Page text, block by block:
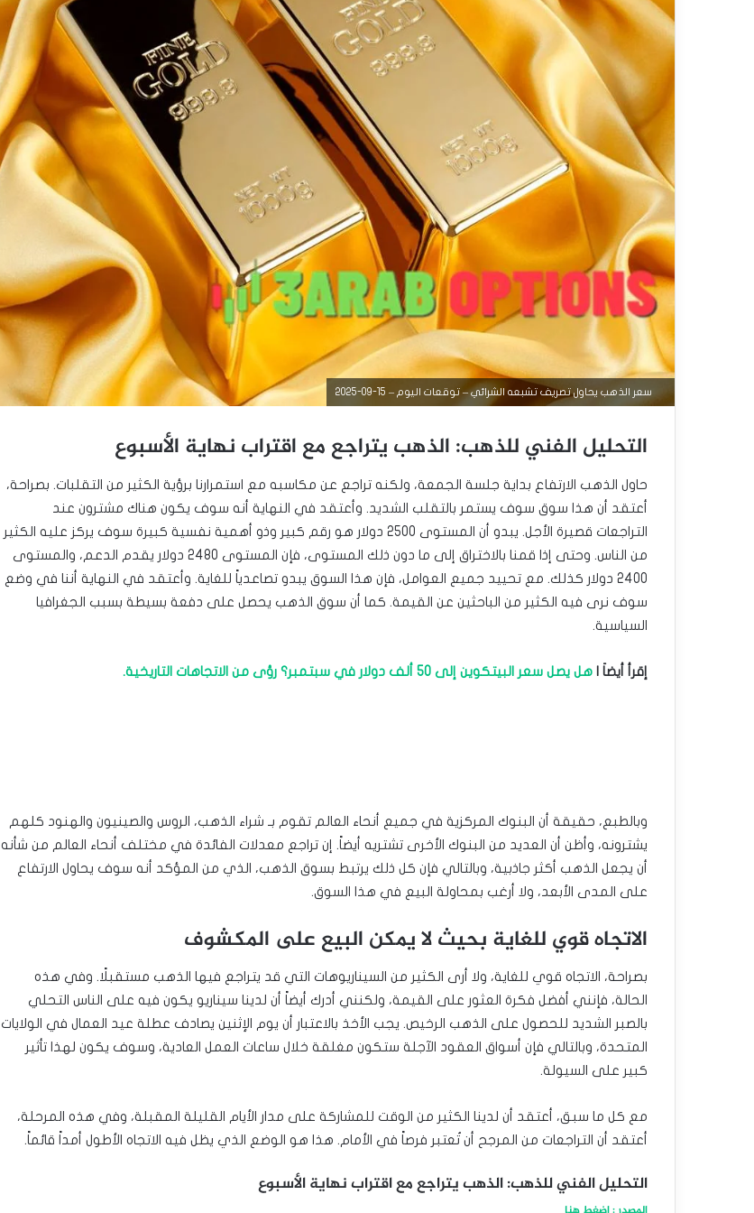
سعر الذهب يحاول تصريف تشبعه الشرائي – توقعات اليوم – 15-09-2025
التحليل الفني للذهب: الذهب يتراجع مع اقتراب نهاية الأسبوع
حاول الذهب الارتفاع بداية جلسة الجمعة، ولكنه تراجع عن مكاسبه مع استمرارنا برؤية الكثير من التقلبات. بصراحة،
أعتقد أن هذا سوق سوف يستمر بالتقلب الشديد. وأعتقد في النهاية أنه سوف يكون هناك مشترون عند
التراجعات قصيرة الأجل. يبدو أن المستوى 2500 دولار هو رقم كبير وذو أهمية نفسية كبيرة سوف يركز عليه الكثير
من الناس. وحتى إذا قمنا بالاختراق إلى ما دون ذلك المستوى، فإن المستوى 2480 دولار يقدم الدعم، والمستوى
2400 دولار كذلك. مع تحييد جميع العوامل، فإن هذا السوق يبدو تصاعدياً للغاية. وأعتقد في النهاية أننا في وضع
سوف نرى فيه الكثير من الباحثين عن القيمة. كما أن سوق الذهب يحصل على دفعة بسيطة بسبب الجغرافيا
السياسية.
إقرأ أيضاَ | هل يصل سعر البيتكوين إلى 50 ألف دولار في سبتمبر؟ رؤى من الاتجاهات التاريخية.
وبالطبع، حقيقة أن البنوك المركزية في جميع أنحاء العالم تقوم بـ شراء الذهب، الروس والصينيون والهنود كلهم
يشترونه، وأظن أن العديد من البنوك الأخرى تشتريه أيضاً. إن تراجع معدلات الفائدة في مختلف أنحاء العالم من شأنه
أن يجعل الذهب أكثر جاذبية، وبالتالي فإن كل ذلك يرتبط بسوق الذهب، الذي من المؤكد أنه سوف يحاول الارتفاع
على المدى الأبعد، ولا أرغب بمحاولة البيع في هذا السوق.
الاتجاه قوي للغاية بحيث لا يمكن البيع على المكشوف
بصراحة، الاتجاه قوي للغاية، ولا أرى الكثير من السيناريوهات التي قد يتراجع فيها الذهب مستقبلًا. وفي هذه
الحالة، فإنني أفضل فكرة العثور على القيمة، ولكنني أدرك أيضاً أن لدينا سيناريو يكون فيه على الناس التحلي
بالصبر الشديد للحصول على الذهب الرخيص. يجب الأخذ بالاعتبار أن يوم الإثنين يصادف عطلة عيد العمال في الولايات
المتحدة، وبالتالي فإن أسواق العقود الآجلة ستكون مغلقة خلال ساعات العمل العادية، وسوف يكون لهذا تأثير
كبير على السيولة.
مع كل ما سبق، أعتقد أن لدينا الكثير من الوقت للمشاركة على مدار الأيام القليلة المقبلة، وفي هذه المرحلة،
أعتقد أن التراجعات من المرجح أن تُعتبر فرصاً في الأمام. هذا هو الوضع الذي يظل فيه الاتجاه الأطول أمداً قائماً.
التحليل الفني للذهب: الذهب يتراجع مع اقتراب نهاية الأسبوع